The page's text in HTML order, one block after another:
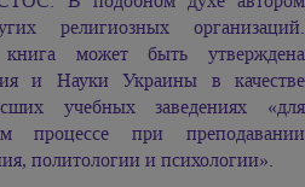
религиозных организаций.
может быть утверждена
и Науки Украины в качестве
учебных заведениях «для
процессе при преподавании
политологии и психологии».